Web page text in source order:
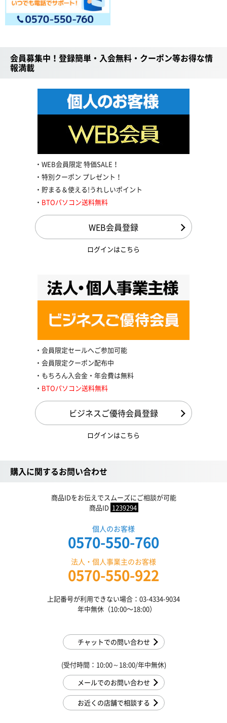
会員募集中！登録簡単・入会無料・クーポン等お得な情
報満載
WEB会員限定 特価SALE！
特別クーポン プレゼント！
貯まる＆使える!うれしいポイント
BTOパソコン送料無料
WEB会員登録
ログインはこちら
会員限定セールへご参加可能
会員限定クーポン配布中
もちろん入会金・年会費は無料
BTOパソコン送料無料
ビジネスご優待会員登録
ログインはこちら
購入に関するお問い合わせ
商品IDをお伝えでスムーズにご相談が可能
商品ID 1239294
個人のお客様
0570-550-760
法人・個人事業主のお客様
0570-550-922
上記番号が利用できない場合：03-4334-9034
年中無休（10:00〜18:00）
チャットでの問い合わせ
(受付時間：10:00～18:00/年中無休)
メールでのお問い合わせ
お近くの店舗で相談する